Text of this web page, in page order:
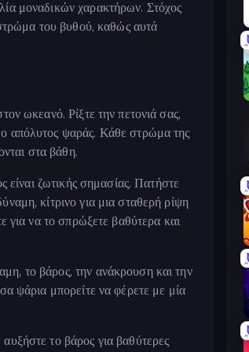
μοναδικών χαρακτήρων. Στόχος
στρώμα του βυθού, καθώς αυτά
ωκεανό. Ρίξτε την πετονιά σας,
ο απόλυτος ψαράς. Κάθε στρώμα της
στα βάθη.
είναι ζωτικής σημασίας. Πατήστε
κίτρινο για μια σταθερή ρίψη
για να το σπρώξετε βαθύτερα και
το βάρος, την ανάκρουση και την
ψάρια μπορείτε να φέρετε με μία
το βάρος για βαθύτερες